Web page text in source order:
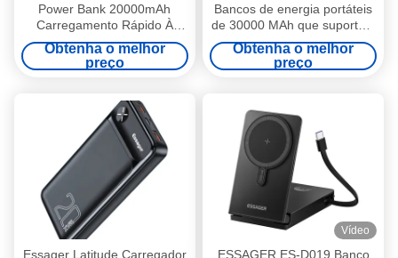
Power Bank 20000mAh
Carregamento Rápido À
Prova D'Água Certificado CE
RoHS
Obtenha o melhor
preço
Bancos de energia portáteis
de 30000 MAh que suportam
carregamento rápido de
22,5W 3 Input Output
Obtenha o melhor
preço
Essager Latitude Carregador
Vídeo
ESSAGER ES-D019 Banco